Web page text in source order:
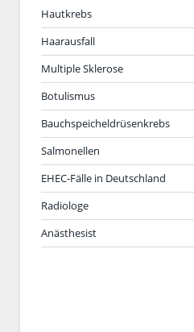
Hautkrebs
Haarausfall
Multiple Sklerose
Botulismus
Bauchspeicheldrüsenkrebs
Salmonellen
EHEC-Fälle in Deutschland
Radiologe
Anästhesist